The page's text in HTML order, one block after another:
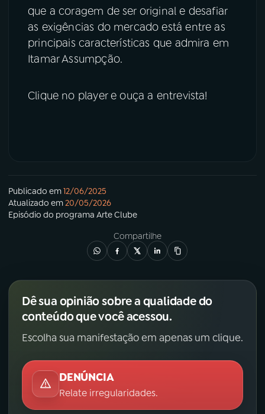
que a coragem de ser original e desafiar
as exigências do mercado está entre as
principais características que admira em
Itamar Assumpção.
Clique no player e ouça a entrevista!
Publicado em12/06/2025
Atualizado em20/05/2026
Episódio do programa Arte Clube
Compartilhe
Dê sua opinião sobre a qualidade do
conteúdo que você acessou.
Escolha sua manifestação em apenas um clique.
DENÚNCIA
Relate irregularidades.